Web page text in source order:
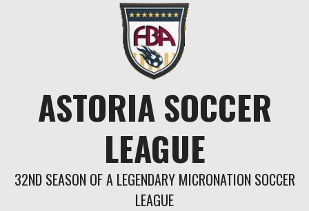
ASTORIA SOCCER
LEAGUE
32ND SEASON OF A LEGENDARY MICRONATION SOCCER
LEAGUE